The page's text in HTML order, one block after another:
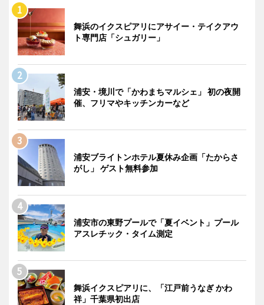
舞浜のイクスピアリにアサイー・テイクアウ
ト専門店「シュガリー」
浦安・境川で「かわまちマルシェ」 初の夜開
催、フリマやキッチンカーなど
浦安ブライトンホテル夏休み企画「たからさ
がし」 ゲスト無料参加
浦安市の東野プールで「夏イベント」プール
アスレチック・タイム測定
舞浜イクスピアリに、「江戸前うなぎ かわ
祥」千葉県初出店